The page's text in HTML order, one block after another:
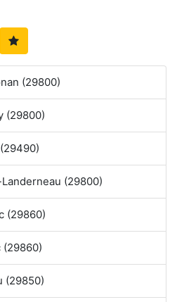
(29800)
(29800)
(29800)
(29860)
(29860)
(29850)